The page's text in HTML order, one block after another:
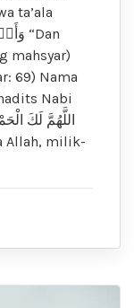
ta’ala
mahsyar)
69) Nama
Nabi